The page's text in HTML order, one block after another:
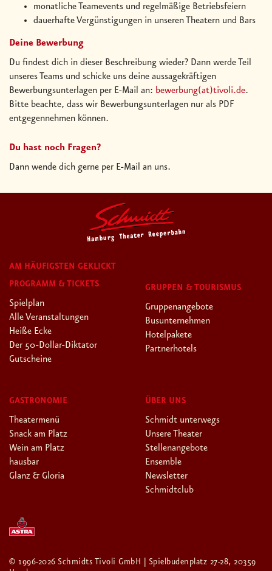
monatliche Teamevents und regelmäßige Betriebsfeiern
dauerhafte Vergünstigungen in unseren Theatern und Bars
Deine Bewerbung
Du findest dich in dieser Beschreibung wieder? Dann werde Teil
unseres Teams und schicke uns deine aussagekräftigen
Bewerbungsunterlagen per E-Mail an: bewerbung(at)tivoli.de.
Bitte beachte, dass wir Bewerbungsunterlagen nur als PDF
entgegennehmen können.
Du hast noch Fragen?
Dann wende dich gerne per E-Mail an uns.
AM HÄUFIGSTEN GEKLICKT
PROGRAMM & TICKETS
Spielplan
Alle Veranstaltungen
Heiße Ecke
Der 50-Dollar-Diktator
Gutscheine
GRUPPEN & TOURISMUS
Gruppenangebote
Busunternehmen
Hotelpakete
Partnerhotels
GASTRONOMIE
Theatermenü
Snack am Platz
Wein am Platz
hausbar
Glanz & Gloria
ÜBER UNS
Schmidt unterwegs
Unsere Theater
Stellenangebote
Ensemble
Newsletter
Schmidtclub
© 1996-2026 Schmidts Tivoli GmbH | Spielbudenplatz 27-28, 20359